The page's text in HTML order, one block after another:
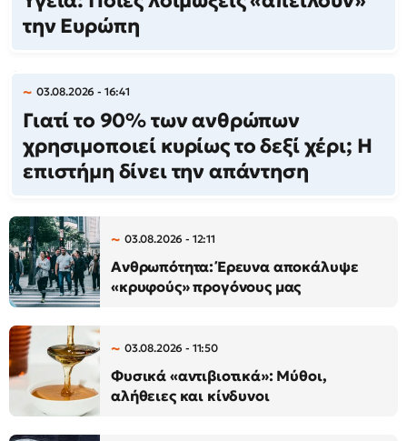
την Ευρώπη
03.08.2026 - 16:41
Γιατί το 90% των ανθρώπων
χρησιμοποιεί κυρίως το δεξί χέρι; Η
επιστήμη δίνει την απάντηση
03.08.2026 - 12:11
Ανθρωπότητα: Έρευνα αποκάλυψε
«κρυφούς» προγόνους μας
03.08.2026 - 11:50
Φυσικά «αντιβιοτικά»: Μύθοι,
αλήθειες και κίνδυνοι